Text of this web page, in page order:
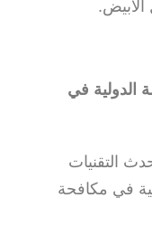
الدولية في
التقنيات
في مكافحة